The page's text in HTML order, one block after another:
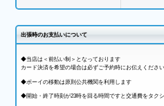
出張時のお支払いについて
◆当店は＜前払い制＞となっております
カード決済を希望の場合は必ずご予約時にお伝えください
◆ボーイの移動は原則公共機関を利用します
◆開始・終了時刻が23時を回る時間ですと交通費をタク